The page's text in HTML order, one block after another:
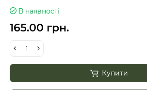
В наявності
165.00 грн.
Купити